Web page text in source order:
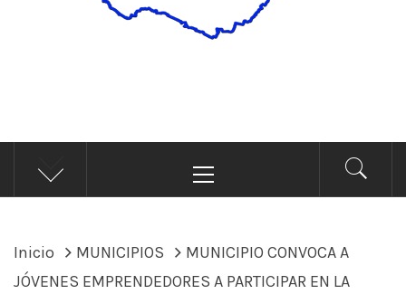
ÁNDALE NOTICIAS
Noticias
principal
Inicio MUNICIPIOS
MUNICIPIO CONVOCA A
JÓVENES EMPRENDEDORES A PARTICIPAR EN LA